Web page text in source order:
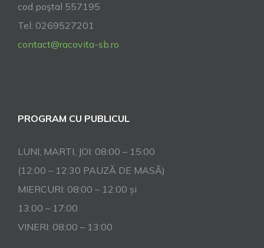
cod poştal 557195
Tel: 0269527201
contact@racovita-sb.ro
PROGRAM CU PUBLICUL
LUNI, MARTI, JOI: 08:00 – 15:00
(12:00 – 12:30 PAUZĂ DE MASĂ)
MIERCURI: 08:00 – 12:00 și
13:00 – 17:00
VINERI: 08:00 – 13:00